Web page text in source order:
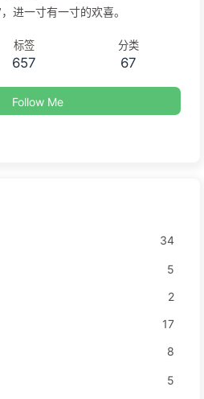
进一寸有一寸的欢喜。
标签
657
分类
67
Follow Me
34
5
2
17
8
5